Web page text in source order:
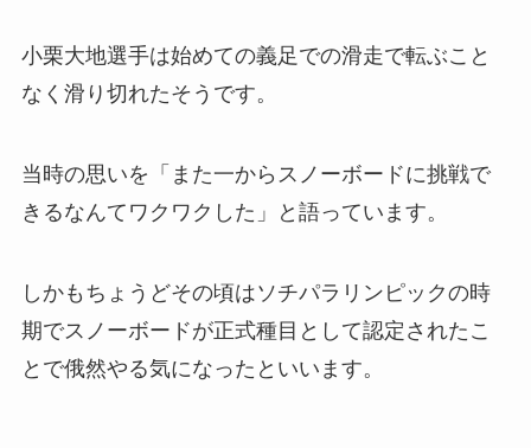
小栗大地選手は始めての義足での滑走で転ぶこと
なく滑り切れたそうです。
当時の思いを「また一からスノーボードに挑戦で
きるなんてワクワクした」と語っています。
しかもちょうどその頃はソチパラリンピックの時
期でスノーボードが正式種目として認定されたこ
とで俄然やる気になったといいます。